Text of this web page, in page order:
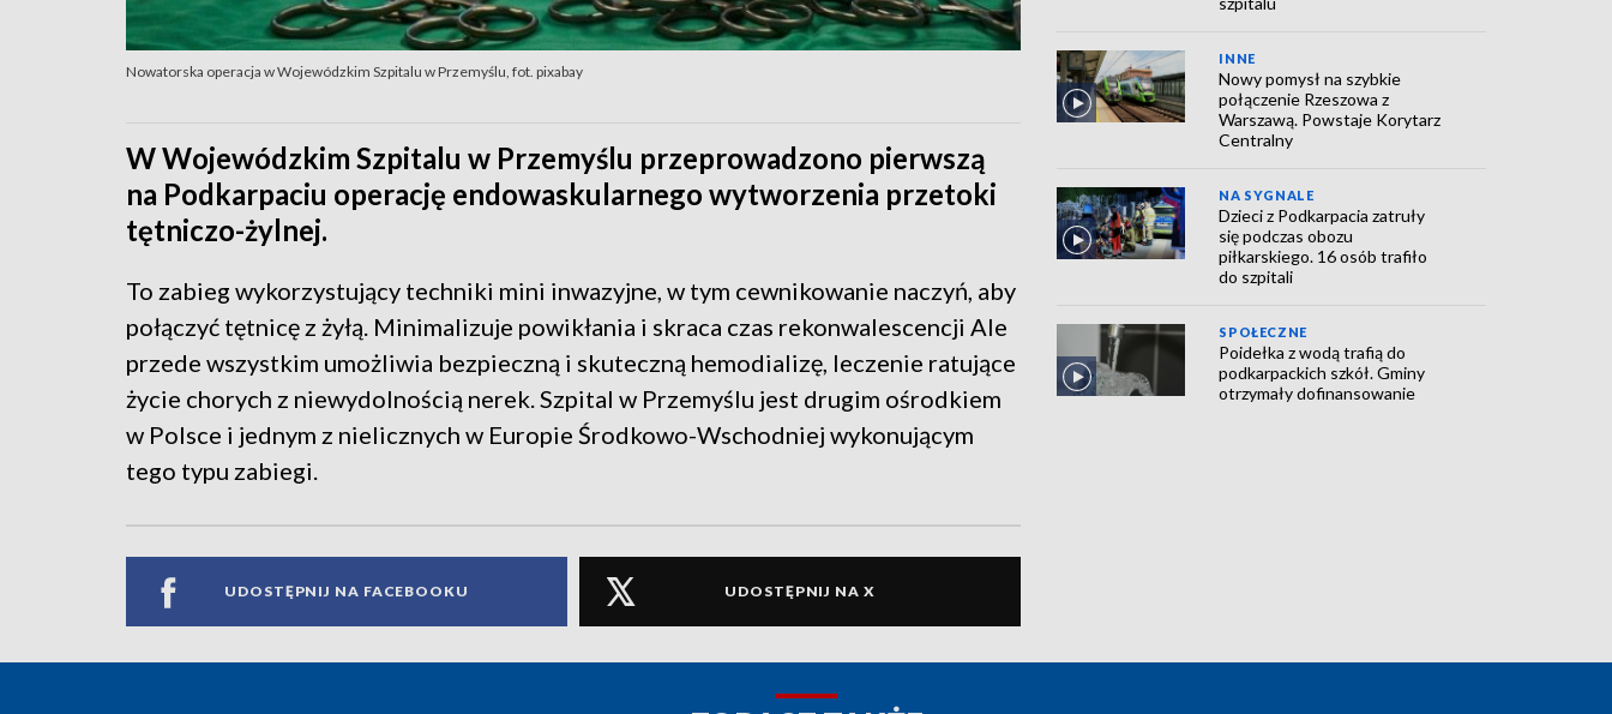
Nowatorska operacja w Wojewódzkim Szpitalu w Przemyślu, fot. pixabay
W Wojewódzkim Szpitalu w Przemyślu przeprowadzono pierwszą
na Podkarpaciu operację endowaskularnego wytworzenia przetoki
tętniczo-żylnej.
To zabieg wykorzystujący techniki mini inwazyjne, w tym cewnikowanie naczyń, aby
połączyć tętnicę z żyłą. Minimalizuje powikłania i skraca czas rekonwalescencji Ale
przede wszystkim umożliwia bezpieczną i skuteczną hemodializę, leczenie ratujące
życie chorych z niewydolnością nerek. Szpital w Przemyślu jest drugim ośrodkiem
w Polsce i jednym z nielicznych w Europie Środkowo-Wschodniej wykonującym
tego typu zabiegi.
UDOSTĘPNIJ NA FACEBOOKU UDOSTĘPNIJ NA X
INNE
Nowy pomysł na szybkie
połączenie Rzeszowa z
Warszawą. Powstaje Korytarz
Centralny
NA SYGNALE
Dzieci z Podkarpacia zatruły
się podczas obozu
piłkarskiego. 16 osób trafiło
do szpitali
SPOŁECZNE
Poidełka z wodą trafią do
podkarpackich szkół. Gminy
otrzymały dofinansowanie